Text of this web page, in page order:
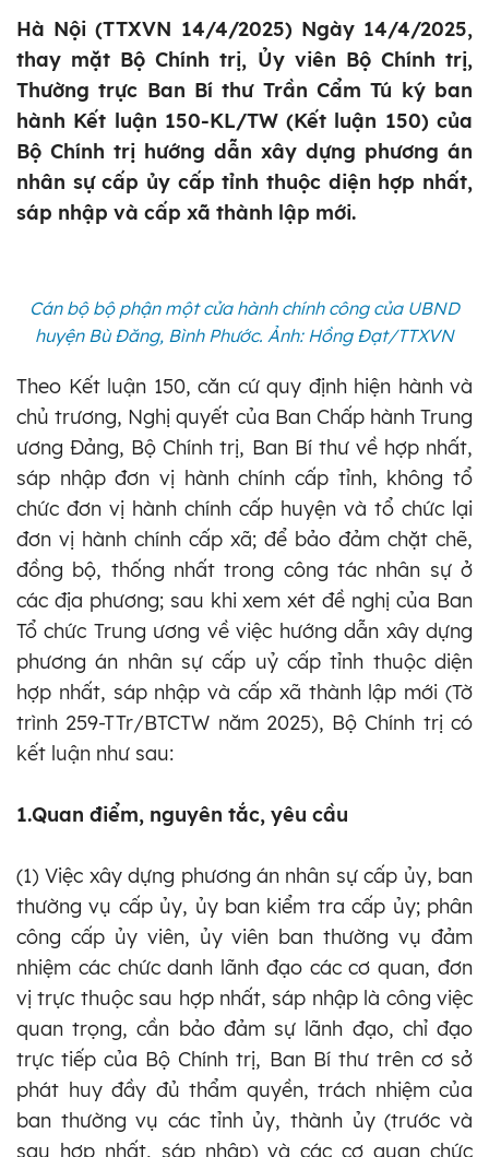
Hà Nội (TTXVN 14/4/2025) Ngày 14/4/2025,
thay mặt Bộ Chính trị, Ủy viên Bộ Chính trị,
Thường trực Ban Bí thư Trần Cẩm Tú ký ban
hành Kết luận 150-KL/TW (Kết luận 150) của
Bộ Chính trị hướng dẫn xây dựng phương án
nhân sự cấp ủy cấp tỉnh thuộc diện hợp nhất,
sáp nhập và cấp xã thành lập mới.
Cán bộ bộ phận một cửa hành chính công của UBND
huyện Bù Đăng, Bình Phước. Ảnh: Hồng Đạt/TTXVN
Theo Kết luận 150, căn cứ quy định hiện hành và
chủ trương, Nghị quyết của Ban Chấp hành Trung
ương Đảng, Bộ Chính trị, Ban Bí thư về hợp nhất,
sáp nhập đơn vị hành chính cấp tỉnh, không tổ
chức đơn vị hành chính cấp huyện và tổ chức lại
đơn vị hành chính cấp xã; để bảo đảm chặt chẽ,
đồng bộ, thống nhất trong công tác nhân sự ở
các địa phương; sau khi xem xét đề nghị của Ban
Tổ chức Trung ương về việc hướng dẫn xây dựng
phương án nhân sự cấp uỷ cấp tỉnh thuộc diện
hợp nhất, sáp nhập và cấp xã thành lập mới (Tờ
trình 259-TTr/BTCTW năm 2025), Bộ Chính trị có
kết luận như sau:
1.Quan điểm, nguyên tắc, yêu cầu
(1) Việc xây dựng phương án nhân sự cấp ủy, ban
thường vụ cấp ủy, ủyban kiểm tra cấp ủy; phân
công cấp ủyviên, ủyviên ban thường vụ đảm
nhiệm các chức danh lãnh đạo các cơ quan, đơn
vị trực thuộc sau hợp nhất, sáp nhập là công việc
quan trọng, cần bảo đảm sự lãnh đạo, chỉ đạo
trực tiếp của Bộ Chính trị, Ban Bí thư trên cơ sở
phát huy đầy đủ thẩm quyền, trách nhiệm của
ban thường vụ các tỉnh ủy, thành ủy(trước và
sau hợp nhất, sáp nhập) và các cơ quan chức